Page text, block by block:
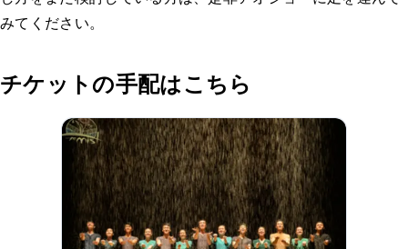
みてください。
チケットの手配はこちら